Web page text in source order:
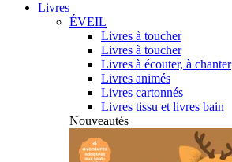
Livres
ÉVEIL
Livres à toucher
Livres à toucher
Livres à écouter, à chanter
Livres animés
Livres cartonnés
Livres tissu et livres bain
Nouveautés